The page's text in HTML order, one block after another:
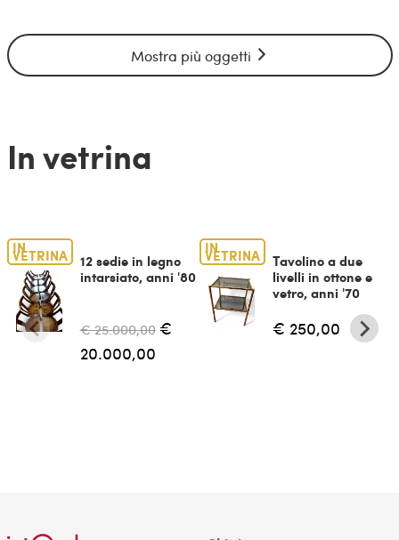
Mostra più oggetti
In vetrina
IN
VETRINA
12 sedie in legno
intarsiato, anni '80
€ 25.000,00 €
20.000,00
IN
VETRINA
Tavolino a due
livelli in ottone e
vetro, anni '70
€ 250,00